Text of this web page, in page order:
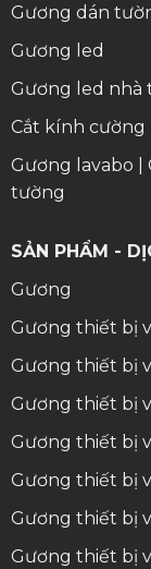
Gương dán
Gương led
Gương led nhà
Cắt kính cường
Gương lavabo
tường
SẢN PHẨM -
Gương
Gương thiết bị
Gương thiết bị
Gương thiết bị
Gương thiết bị
Gương thiết bị
Gương thiết bị
Gương thiết bị